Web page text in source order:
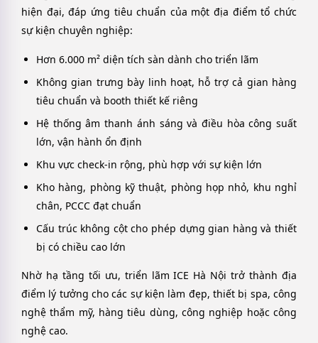
hiện đại, đáp ứng tiêu chuẩn của một địa điểm tổ chức
sự kiện chuyên nghiệp:
Hơn 6.000 m² diện tích sàn dành cho triển lãm
Không gian trưng bày linh hoạt, hỗ trợ cả gian hàng
tiêu chuẩn và booth thiết kế riêng
Hệ thống âm thanh ánh sáng và điều hòa công suất
lớn, vận hành ổn định
Khu vực check-in rộng, phù hợp với sự kiện lớn
Kho hàng, phòng kỹ thuật, phòng họp nhỏ, khu nghỉ
chân, PCCC đạt chuẩn
Cấu trúc không cột cho phép dựng gian hàng và thiết
bị có chiều cao lớn
Nhờ hạ tầng tối ưu, triển lãm ICE Hà Nội trở thành địa
điểm lý tưởng cho các sự kiện làm đẹp, thiết bị spa, công
nghệ thẩm mỹ, hàng tiêu dùng, công nghiệp hoặc công
nghệ cao.